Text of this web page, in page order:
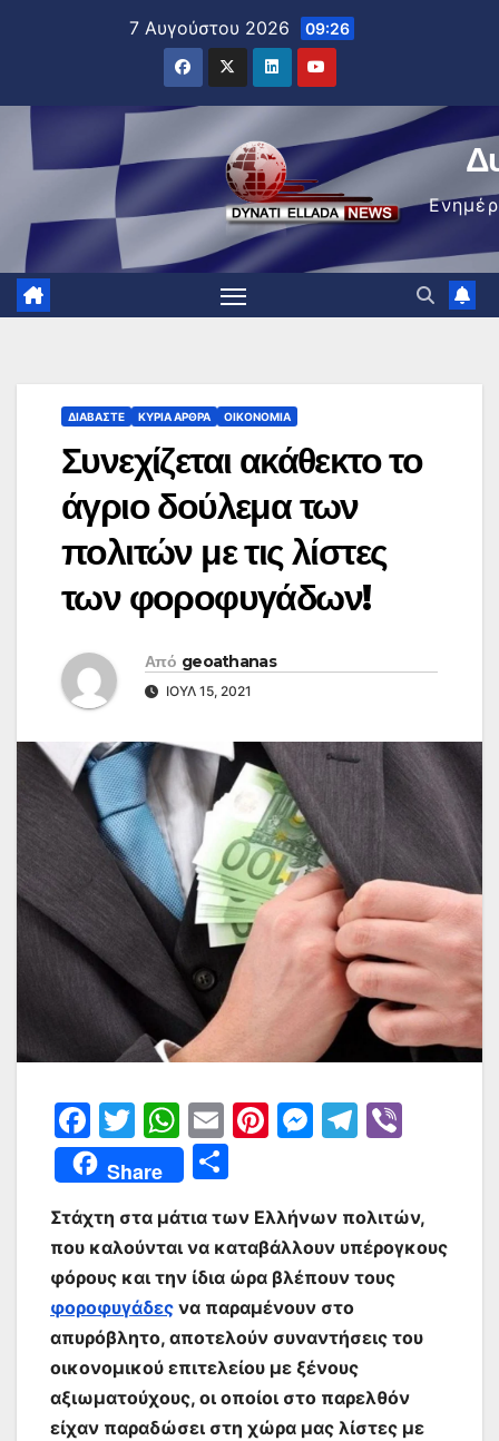
7 Αυγούστου 2026 09:26
ΔΙΑΒΆΣΤΕ ΚΥΡΙΑ ΑΡΘΡΑ ΟΙΚΟΝΟΜΊΑ
Συνεχίζεται ακάθεκτο το
άγριο δούλεμα των
πολιτών με τις λίστες
των φοροφυγάδων!
Από geoathanas
ΙΟΎΛ 15, 2021
F
a
c
e
b
o
o
k
T
w
itt
er
W
h
at
s
A
p
p
E
m
ai
l
Pi
e
st
M
s
e
n
g
er
T
gr
a
m
Share
ρ
α
σ
τε
ίτ
ε
Στάχτη στα μάτια των Ελλήνων πολιτών,
που καλούνται να καταβάλλουν υπέρογκους
φόρους και την ίδια ώρα βλέπουν τους
φοροφυγάδες να παραμένουν στο
απυρόβλητο, αποτελούν συναντήσεις του
οικονομικού επιτελείου με ξένους
αξιωματούχους, οι οποίοι στο παρελθόν
είχαν παραδώσει στη χώρα μας λίστες με